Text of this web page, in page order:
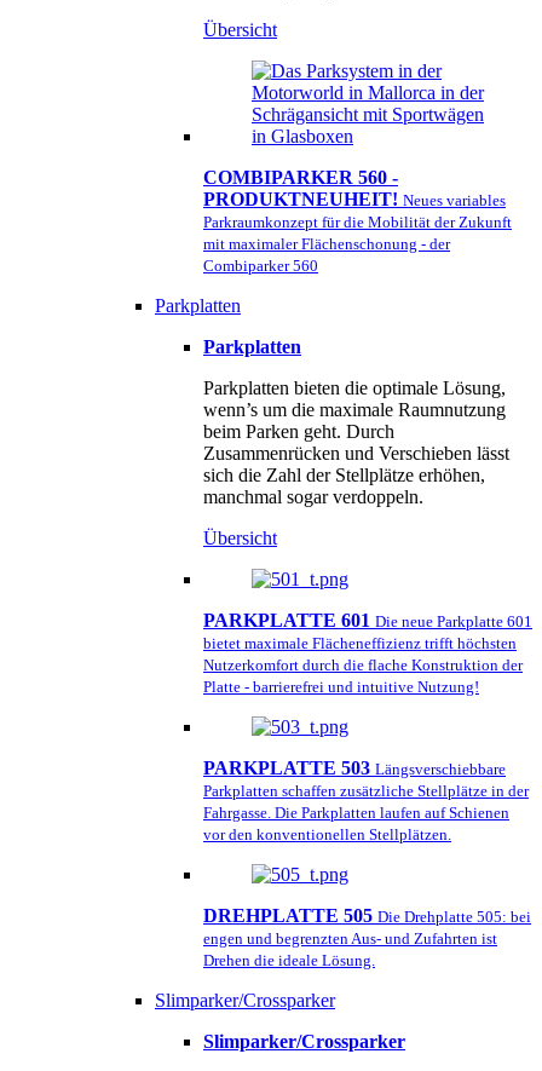
Übersicht
COMBIPARKER 560 -
PRODUKTNEUHEIT! Neues variables
Parkraumkonzept für die Mobilität der Zukunft
mit maximaler Flächenschonung - der
Combiparker 560
Parkplatten
Parkplatten
Parkplatten bieten die optimale Lösung,
wenn’s um die maximale Raumnutzung
beim Parken geht. Durch
Zusammenrücken und Verschieben lässt
sich die Zahl der Stellplätze erhöhen,
manchmal sogar verdoppeln.
Übersicht
PARKPLATTE 601 Die neue Parkplatte 601
bietet maximale Flächeneffizienz trifft höchsten
Nutzerkomfort durch die flache Konstruktion der
Platte - barrierefrei und intuitive Nutzung!
PARKPLATTE 503 Längsverschiebbare
Parkplatten schaffen zusätzliche Stellplätze in der
Fahrgasse. Die Parkplatten laufen auf Schienen
vor den konventionellen Stellplätzen.
DREHPLATTE 505 Die Drehplatte 505: bei
engen und begrenzten Aus- und Zufahrten ist
Drehen die ideale Lösung.
Slimparker/Crossparker
Slimparker/Crossparker